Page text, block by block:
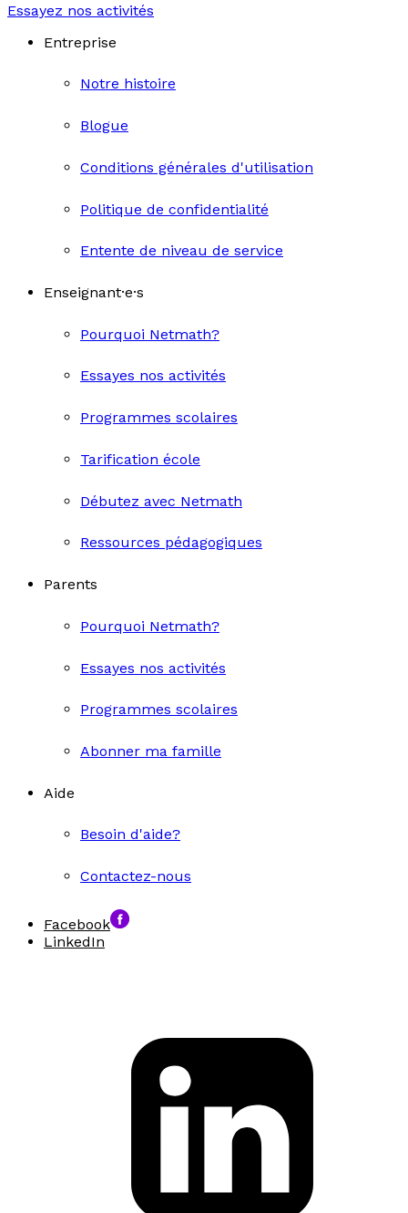
Essayez nos activités
Entreprise
Notre histoire
Blogue
Conditions générales d'utilisation
Politique de confidentialité
Entente de niveau de service
Enseignant·e·s
Pourquoi Netmath?
Essayes nos activités
Programmes scolaires
Tarification école
Débutez avec Netmath
Ressources pédagogiques
Parents
Pourquoi Netmath?
Essayes nos activités
Programmes scolaires
Abonner ma famille
Aide
Besoin d'aide?
Contactez-nous
Facebook
LinkedIn